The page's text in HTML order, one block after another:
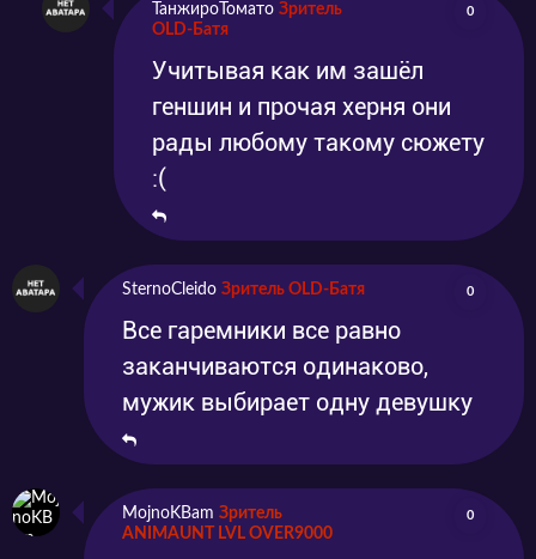
ТанжироТомато Зритель
OLD-Батя
0
Учитывая как им зашёл
геншин и прочая херня они
рады любому такому сюжету
:(
SternoCleido Зритель OLD-Батя 0
Все гаремники все равно
заканчиваются одинаково,
мужик выбирает одну девушку
MojnoKBam Зритель
ANIMAUNT LVL OVER9000
0